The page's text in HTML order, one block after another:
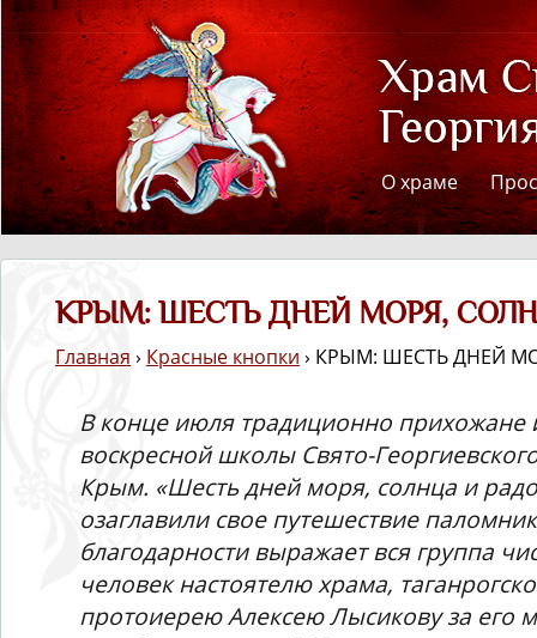
О храме
КРЫМ: ШЕСТЬ ДНЕЙ МОРЯ,
Главная › Красные кнопки › КРЫМ: ШЕСТЬ ДНЕЙ
В конце июля традиционно прихожане
воскресной школы Свято-
Крым. «Шесть дней моря, солнца и
озаглавили свое путешествие
благодарности выражает вся группа
человек настоятелю храма,
протоиерею Алексею Лысикову за его